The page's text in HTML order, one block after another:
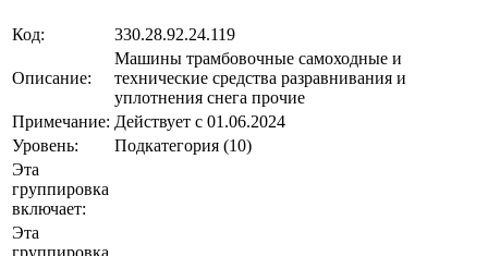
Код: 330.28.92.24.119
Описание:
Машины трамбовочные самоходные и
технические средства раз­равнивания и
уплотнения снега прочие
Примечание: Действует с 01.06.2024
Уровень:
Подкатегория (10)
Эта
группировка
включает:
Эта
группировка